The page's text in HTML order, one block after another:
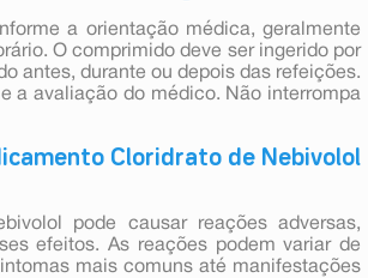
a orientação médica, geralmente
O comprimido deve ser ingerido por
antes, durante ou depois das refeições.
a avaliação do médico. Não interrompa
Cloridrato de Nebivolol
pode causar reações adversas,
efeitos. As reações podem variar de
mais comuns até manifestações